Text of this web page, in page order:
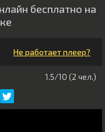
бесплатно на
Не работает плеер?
1.5/10 (2 чeл.)